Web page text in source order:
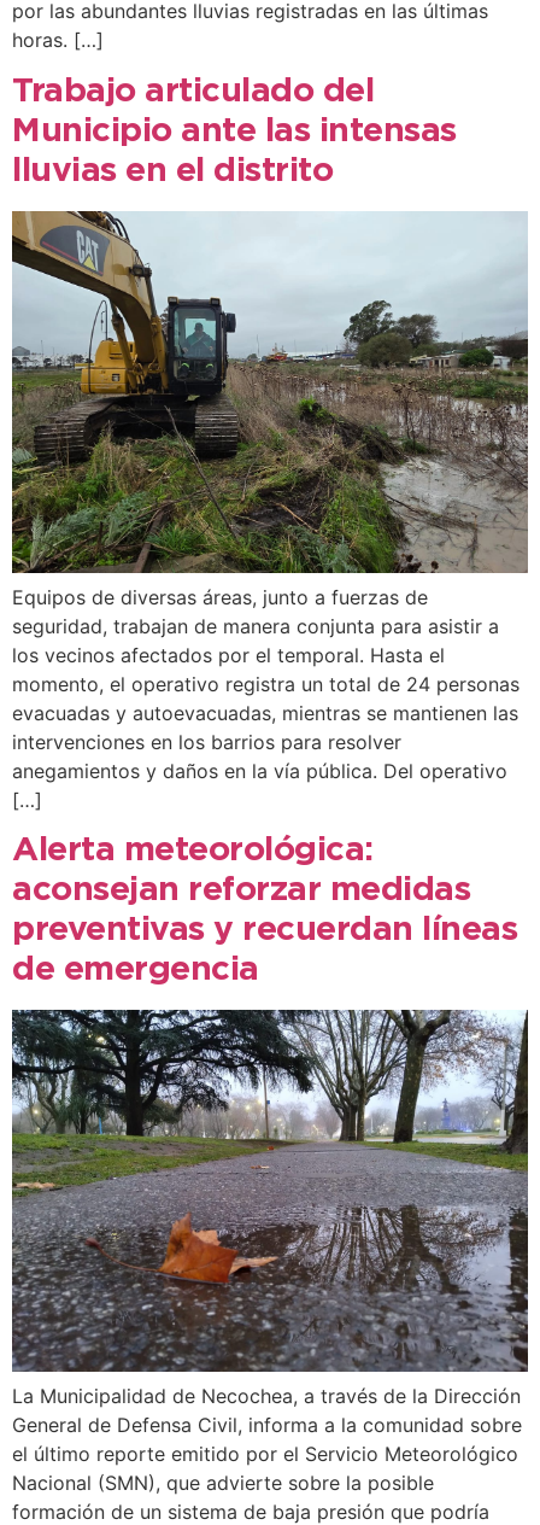
por las abundantes lluvias registradas en las últimas
horas. […]
Trabajo articulado del
Municipio ante las intensas
lluvias en el distrito
Equipos de diversas áreas, junto a fuerzas de
seguridad, trabajan de manera conjunta para asistir a
los vecinos afectados por el temporal. Hasta el
momento, el operativo registra un total de 24 personas
evacuadas y autoevacuadas, mientras se mantienen las
intervenciones en los barrios para resolver
anegamientos y daños en la vía pública. Del operativo
[…]
Alerta meteorológica:
aconsejan reforzar medidas
preventivas y recuerdan líneas
de emergencia
La Municipalidad de Necochea, a través de la Dirección
General de Defensa Civil, informa a la comunidad sobre
el último reporte emitido por el Servicio Meteorológico
Nacional (SMN), que advierte sobre la posible
formación de un sistema de baja presión que podría